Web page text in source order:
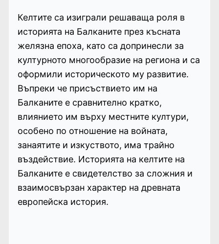
Келтите са изиграли решаваща роля в
историята на Балканите през късната
желязна епоха, като са допринесли за
културното многообразие на региона и са
оформили историческото му развитие.
Въпреки че присъствието им на
Балканите е сравнително кратко,
влиянието им върху местните култури,
особено по отношение на войната,
занаятите и изкуството, има трайно
въздействие. Историята на келтите на
Балканите е свидетелство за сложния и
взаимосвързан характер на древната
европейска история.